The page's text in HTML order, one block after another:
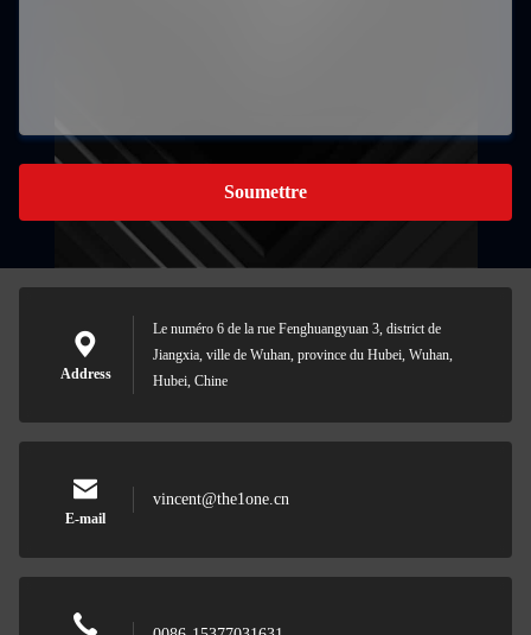
Soumettre
Address
Le numéro 6 de la rue Fenghuangyuan 3, district de
Jiangxia, ville de Wuhan, province du Hubei, Wuhan,
Hubei, Chine
E-mail
vincent@the1one.cn